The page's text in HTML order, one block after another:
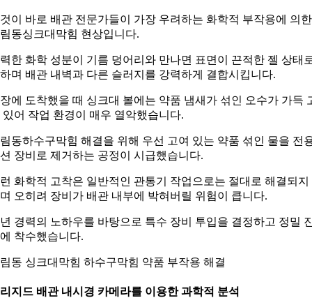
이 바로 배관 전문가들이 가장 우려하는 화학적 부작용에 의한
동싱크대막힘 현상입니다.
한 화학 성분이 기름 덩어리와 만나면 표면이 끈적한 젤 상태
며 배관 내벽과 다른 슬러지를 강력하게 결합시킵니다.
에 도착했을 때 싱크대 볼에는 약품 냄새가 섞인 오수가 가득
있어 작업 환경이 매우 열악했습니다.
동하수구막힘 해결을 위해 우선 고여 있는 약품 섞인 물을 전
장비로 제거하는 공정이 시급했습니다.
화학적 고착은 일반적인 관통기 작업으로는 절대로 해결되지
오히려 장비가 배관 내부에 박혀버릴 위험이 큽니다.
경력의 노하우를 바탕으로 특수 장비 투입을 결정하고 정밀
착수했습니다.
동 싱크대막힘 하수구막힘 약품 부작용 해결
지드 배관 내시경 카메라를 이용한 과학적 분석